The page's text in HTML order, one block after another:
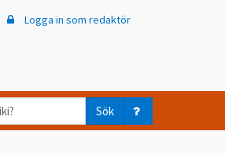
Logga in som redaktör
Sök